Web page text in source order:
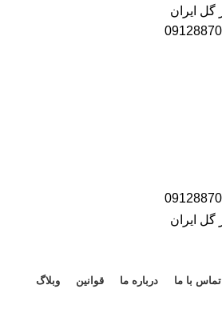
تماس با ما درباره ما قوانین وبلاگ